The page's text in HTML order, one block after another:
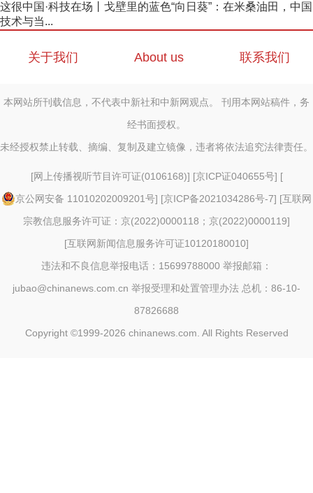
这很中国·科技在场丨戈壁里的蓝色“向日葵”：在米桑油田，中国
技术与当...
关于我们 About us 联系我们
本网站所刊载信息，不代表中新社和中新网观点。 刊用本网站稿件，务
经书面授权。
未经授权禁止转载、摘编、复制及建立镜像，违者将依法追究法律责任。
[网上传播视听节目许可证(0106168)] [京ICP证040655号] [
京公网安备 11010202009201号] [京ICP备2021034286号-7] [互联网
宗教信息服务许可证：京(2022)0000118；京(2022)0000119]
[互联网新闻信息服务许可证10120180010]
违法和不良信息举报电话：15699788000 举报邮箱：
jubao@chinanews.com.cn 举报受理和处置管理办法 总机：86-10-
87826688
Copyright ©1999-2026 chinanews.com. All Rights Reserved